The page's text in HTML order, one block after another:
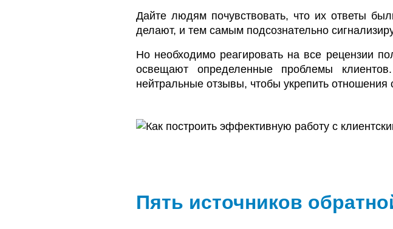
Дайте людям почувствовать, что их ответы
делают, и тем самым подсознательно
Но необходимо реагировать на все рецензии
освещают определенные проблемы
нейтральные отзывы, чтобы укрепить отношения
Пять источников